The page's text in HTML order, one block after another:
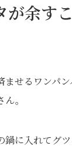
が余す
せるワンパ
。
鍋に入れてグ